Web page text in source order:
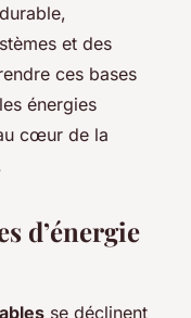
et des
ces bases
énergies
cœur de la
d’énergie
se déclinent